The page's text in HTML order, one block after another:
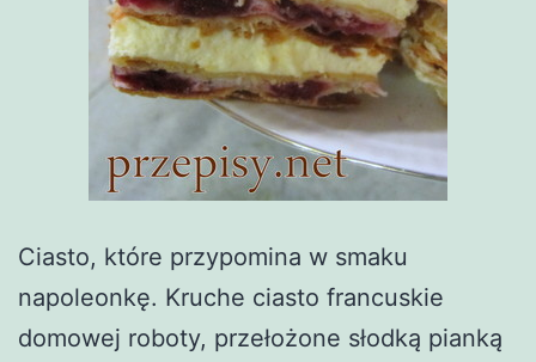
Ciasto, które przypomina w smaku
napoleonkę. Kruche ciasto francuskie
domowej roboty, przełożone słodką pianką